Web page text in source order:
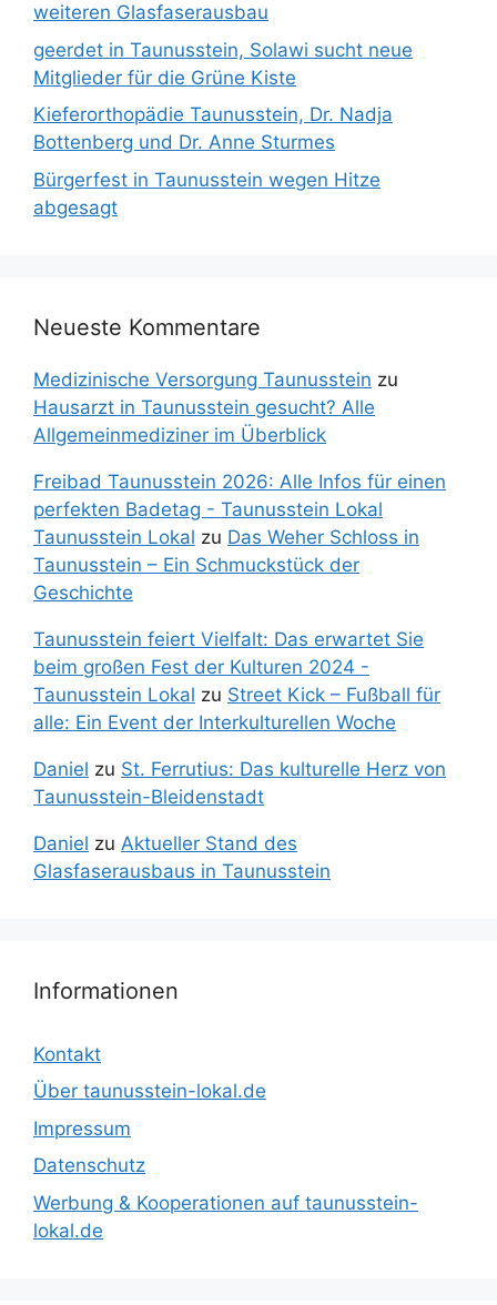
weiteren Glasfaserausbau
geerdet in Taunusstein, Solawi sucht neue
Mitglieder für die Grüne Kiste
Kieferorthopädie Taunusstein, Dr. Nadja
Bottenberg und Dr. Anne Sturmes
Bürgerfest in Taunusstein wegen Hitze
abgesagt
Neueste Kommentare
Medizinische Versorgung Taunusstein zu
Hausarzt in Taunusstein gesucht? Alle
Allgemeinmediziner im Überblick
Freibad Taunusstein 2026: Alle Infos für einen
perfekten Badetag - Taunusstein Lokal
Taunusstein Lokal zu Das Weher Schloss in
Taunusstein – Ein Schmuckstück der
Geschichte
Taunusstein feiert Vielfalt: Das erwartet Sie
beim großen Fest der Kulturen 2024 -
Taunusstein Lokal zu Street Kick – Fußball für
alle: Ein Event der Interkulturellen Woche
Daniel zu St. Ferrutius: Das kulturelle Herz von
Taunusstein-Bleidenstadt
Daniel zu Aktueller Stand des
Glasfaserausbaus in Taunusstein
Informationen
Kontakt
Über taunusstein-lokal.de
Impressum
Datenschutz
Werbung & Kooperationen auf taunusstein-
lokal.de